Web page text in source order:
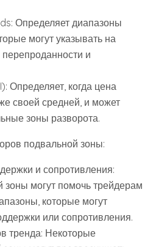
Определяет диапазоны
могут указывать на
и
Определяет, когда цена
своей средней, и может
зоны разворота.
подвальной зоны:
и сопротивления:
могут помочь трейдерам
которые могут
или сопротивления.
тренда: Некоторые